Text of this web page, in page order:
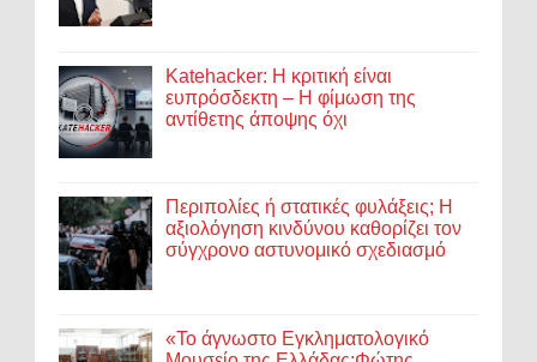
Katehacker: Η κριτική είναι
ευπρόσδεκτη – Η φίμωση της
αντίθετης άποψης όχι
Περιπολίες ή στατικές φυλάξεις; Η
αξιολόγηση κινδύνου καθορίζει τον
σύγχρονο αστυνομικό σχεδιασμό
«Το άγνωστο Εγκληματολογικό